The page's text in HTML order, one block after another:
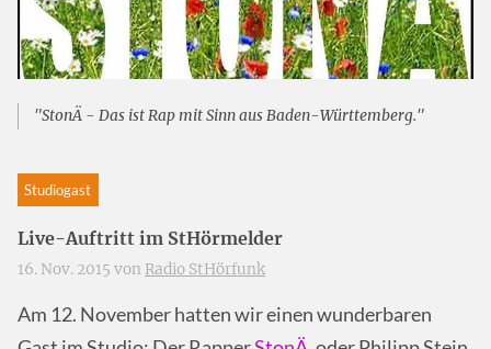
"StonÄ - Das ist Rap mit Sinn aus Baden-Württemberg."
Studiogast
Live-Auftritt im StHörmelder
16. Nov. 2015 von Radio StHörfunk
Am 12. November hatten wir einen wunderbaren